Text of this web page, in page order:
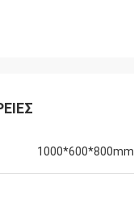
1000*600*800mm